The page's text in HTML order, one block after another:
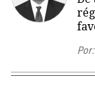
Por: